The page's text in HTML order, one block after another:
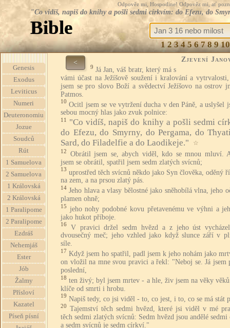
Odpověz mi, Hospodine! Odpověz mi, ať
"Co vidíš, napiš do knihy a pošli sedmi církvím: do Efezu, do
Bible
1 2 3 4 5 6 7 8 9 10
Genesis
Exodus
Leviticus
Numeri
Deuteronomiu
Jozue
Soudců
Rút
1 Samuelova
2 Samuelova
1 Královská
2 Královská
1 Paralipome
2 Paralipome
Ezdráš
Nehemjáš
Ester
Jób
Žalmy
Přísloví
Kazatel
Píseň písní
< Zjevení
9 Já Jan, váš bratr, který má s
vámi účast na Ježíšově soužení i kralování a vytrvalosti,
jsem se pro slovo Boží a svědectví Ježíšovo na ostrov
Patmos.
10 Ocitl jsem se ve vytržení ducha v den Páně, a uslyšel
sebou mocný hlas jako zvuk polnice:
11
"Co vidíš, napiš do knihy a pošli sedmi
do Efezu, do Smyrny, do Pergama, do
Sard, do Filadelfie a do Laodikeje."
☆
12
Obrátil jsem se, abych viděl, kdo se mnou mluví.
jsem se obrátil, spatřil jsem sedm zlatých svícnů;
13 uprostřed těch svícnů někdo jako Syn člověka, oděný
na zem, a na prsou zlatý pás.
14 Jeho hlava a vlasy bělostné jako sněhobílá vlna, jeho
plamen ohně;
15 jeho nohy podobné kovu přetavenému ve výhni a
jako hukot příboje.
16
V pravici držel sedm hvězd a z jeho úst
dvousečný meč; jeho vzhled jako když slunce září v
síle.
17 Když jsem ho spatřil, padl jsem k jeho nohám jako
on vložil na mne svou pravici a řekl: "Neboj se. Já jsem
poslední,
18 ten živý; byl jsem mrtev - a hle, živ jsem na věky
klíče od smrti i hrobu.
19 Napiš tedy, co jsi viděl - to, co jest, i to, co se má stát
20 Tajemství těch sedmi hvězd, které jsi viděl v mé
těch sedmi zlatých svícnů: Sedm hvězd jsou andělé
a sedm svícnů je sedm církví."